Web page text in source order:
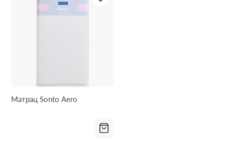
Матрац Sonto Aero